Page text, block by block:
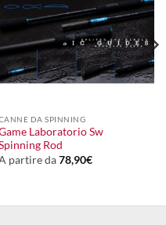
DA SPINNING
Laboratorio Sw
Rod
partire da78,90€